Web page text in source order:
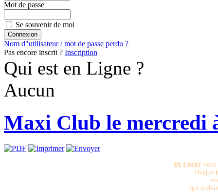
Mot de passe
Se souvenir de moi
Nom d"utilisateur / mot de passe perdu ?
Pas encore inscrit ? Inscription
Qui est en Ligne ?
Aucun
Maxi Club le mercredi
Dj Luckyvous
chaque
qui